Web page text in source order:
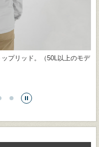
ーネスにホックで固定できる
くなっています。